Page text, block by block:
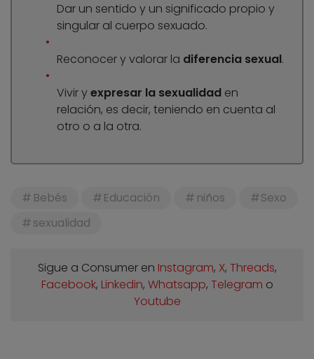
Dar un sentido y un significado propio y
singular al cuerpo sexuado.
Reconocer y valorar la diferencia sexual.
Vivir yexpresar la sexualidad en
relación, es decir, teniendo en cuenta al
otro o a la otra.
Bebés Educación niños
Sexo
sexualidad
Sigue a Consumer en Instagram, X, Threads,
Facebook, Linkedin, Whatsapp, Telegram o
Youtube